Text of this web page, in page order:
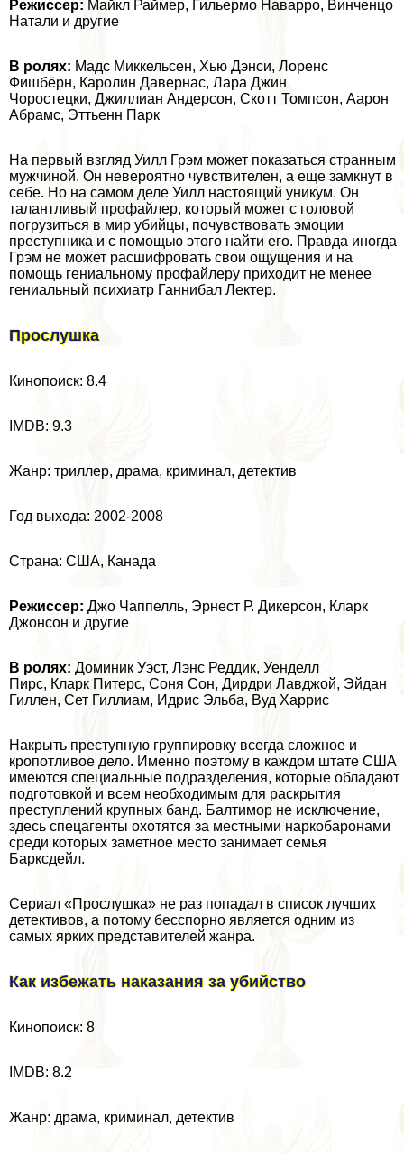
Режиссер: Майкл Раймер, Гильермо Наварро, Винченцо
Натали и другие
В ролях: Мадс Миккельсен, Хью Дэнси, Лоренс
Фишбёрн, Каролин Давернас, Лара Джин
Чоростецки, Джиллиан Андерсон, Скотт Томпсон, Аарон
Абрамс, Эттьенн Парк
На первый взгляд Уилл Грэм может показаться странным
мужчиной. Он невероятно чувствителен, а еще замкнут в
себе. Но на самом деле Уилл настоящий уникум. Он
талантливый профайлер, который может с головой
погрузиться в мир убийцы, почувствовать эмоции
преступника и с помощью этого найти его. Правда иногда
Грэм не может расшифровать свои ощущения и на
помощь гениальному профайлеру приходит не менее
гениальный психиатр Ганнибал Лектер.
Прослушка
Кинопоиск: 8.4
IMDB: 9.3
Жанр: триллер, драма, криминал, детектив
Год выхода: 2002-2008
Страна: США, Канада
Режиссер: Джо Чаппелль, Эрнест Р. Дикерсон, Кларк
Джонсон и другие
В ролях: Доминик Уэст, Лэнс Реддик, Уенделл
Пирс, Кларк Питерс, Соня Сон, Дирдри Лавджой, Эйдан
Гиллен, Сет Гиллиам, Идрис Эльба, Вуд Харрис
Накрыть преступную группировку всегда сложное и
кропотливое дело. Именно поэтому в каждом штате США
имеются специальные подразделения, которые обладают
подготовкой и всем необходимым для раскрытия
преступлений крупных банд. Балтимор не исключение,
здесь спецагенты охотятся за местными наркобаронами
среди которых заметное место занимает семья
Барксдейл.
Сериал «Прослушка» не раз попадал в список лучших
детективов, а потому бесспopно является одним из
самых ярких представителей жанра.
Как избежать наказания за убийство
Кинопоиск: 8
IMDB: 8.2
Жанр: драма, криминал, детектив